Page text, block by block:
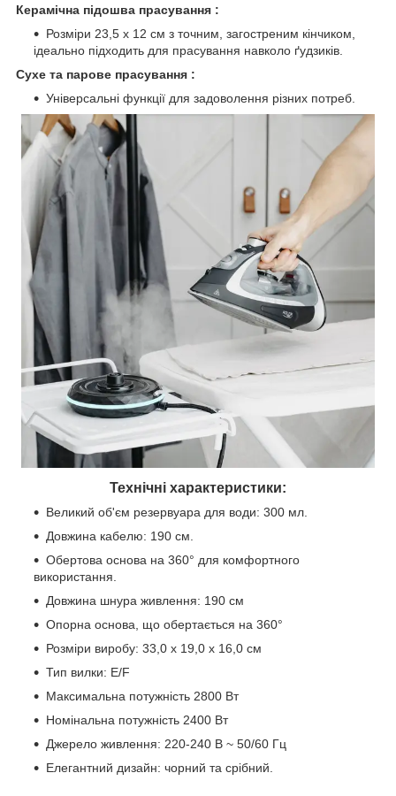
Керамічна підошва прасування :
Розміри 23,5 x 12 см з точним, загостреним кінчиком,
ідеально підходить для прасування навколо ґудзиків.
Сухе та парове прасування :
Універсальні функції для задоволення різних потреб.
Технічні характеристики:
Великий об'єм резервуара для води: 300 мл.
Довжина кабелю: 190 см.
Обертова основа на 360° для комфортного
використання.
Довжина шнура живлення: 190 см
Опорна основа, що обертається на 360°
Розміри виробу: 33,0 x 19,0 x 16,0 см
Тип вилки: E/F
Максимальна потужність 2800 Вт
Номінальна потужність 2400 Вт
Джерело живлення: 220-240 В ~ 50/60 Гц
Елегантний дизайн: чорний та срібний.